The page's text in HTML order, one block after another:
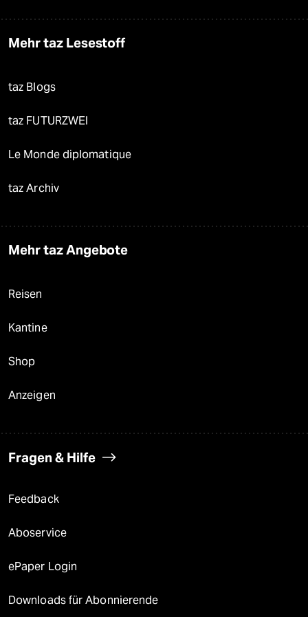
Mehr taz Lesestoff
taz Blogs
taz FUTURZWEI
Le Monde diplomatique
taz Archiv
Mehr taz Angebote
Reisen
Kantine
Shop
Anzeigen
Fragen & Hilfe
Feedback
Aboservice
ePaper Login
Downloads für Abonnierende